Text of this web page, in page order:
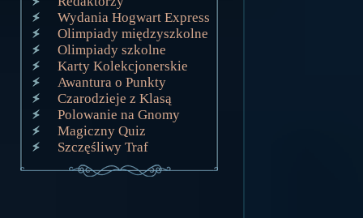
Wydania Hogwart Express
Olimpiady międzyszkolne
Olimpiady szkolne
Karty Kolekcjonerskie
Awantura o Punkty
Czarodzieje z Klasą
Polowanie na Gnomy
Magiczny Quiz
Szczęśliwy Traf